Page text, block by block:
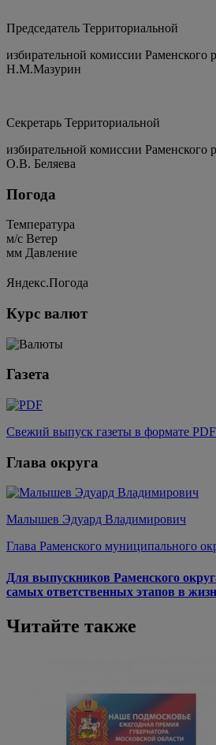
Председатель Территориальной
избирательной комиссии
Н.М.Мазурин
Секретарь Территориальной
избирательной комиссии
О.В. Беляева
Погода
Температура
м/c Ветер
мм Давление
Яндекс.Погода
Курс валют
Газета
Свежий выпуск газеты в формате PDF
Глава округа
Малышев Эдуард Владимирович
Глава Раменского муниципального
Для выпускников Раменского
самых ответственных этапов в
Читайте также